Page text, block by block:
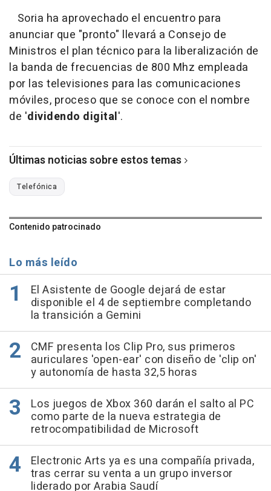
Soria ha aprovechado el encuentro para
anunciar que "pronto" llevará a Consejo de
Ministros el plan técnico para la liberalización de
la banda de frecuencias de 800 Mhz empleada
por las televisiones para las comunicaciones
móviles, proceso que se conoce con el nombre
de 'dividendo digital'.
Últimas noticias sobre estos temas
Telefónica
Contenido patrocinado
Lo más leído
El Asistente de Google dejará de estar
disponible el 4 de septiembre completando
la transición a Gemini
CMF presenta los Clip Pro, sus primeros
auriculares 'open-ear' con diseño de 'clip on'
y autonomía de hasta 32,5 horas
Los juegos de Xbox 360 darán el salto al PC
como parte de la nueva estrategia de
retrocompatibilidad de Microsoft
Electronic Arts ya es una compañía privada,
tras cerrar su venta a un grupo inversor
liderado por Arabia Saudí